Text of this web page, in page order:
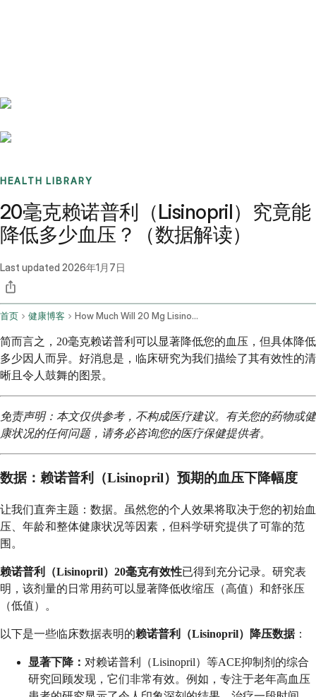
HEALTH LIBRARY
20毫克赖诺普利（Lisinopril）究竟能
降低多少血压？（数据解读）
Last updated 2026年1月7日
首页 健康博客 How Much Will 20 Mg Lisinopril Lower Blood Pressure
简而言之，20毫克赖诺普利可以显著降低您的血压，但具体降低
多少因人而异。好消息是，临床研究为我们描绘了其有效性的清
晰且令人鼓舞的图景。
免责声明：本文仅供参考，不构成医疗建议。有关您的药物或健
康状况的任何问题，请务必咨询您的医疗保健提供者。
数据：赖诺普利（Lisinopril）预期的血压下降幅度
让我们直奔主题：数据。虽然您的个人效果将取决于您的初始血
压、年龄和整体健康状况等因素，但科学研究提供了可靠的范
围。
赖诺普利（Lisinopril）20毫克有效性已得到充分记录。研究表
明，该剂量的日常用药可以显著降低收缩压（高值）和舒张压
（低值）。
以下是一些临床数据表明的赖诺普利（Lisinopril）降压数据：
显著下降： 对赖诺普利（Lisinopril）等ACE抑制剂的综合
研究回顾发现，它们非常有效。例如，专注于老年高血压